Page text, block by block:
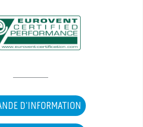
D'INFORMATION